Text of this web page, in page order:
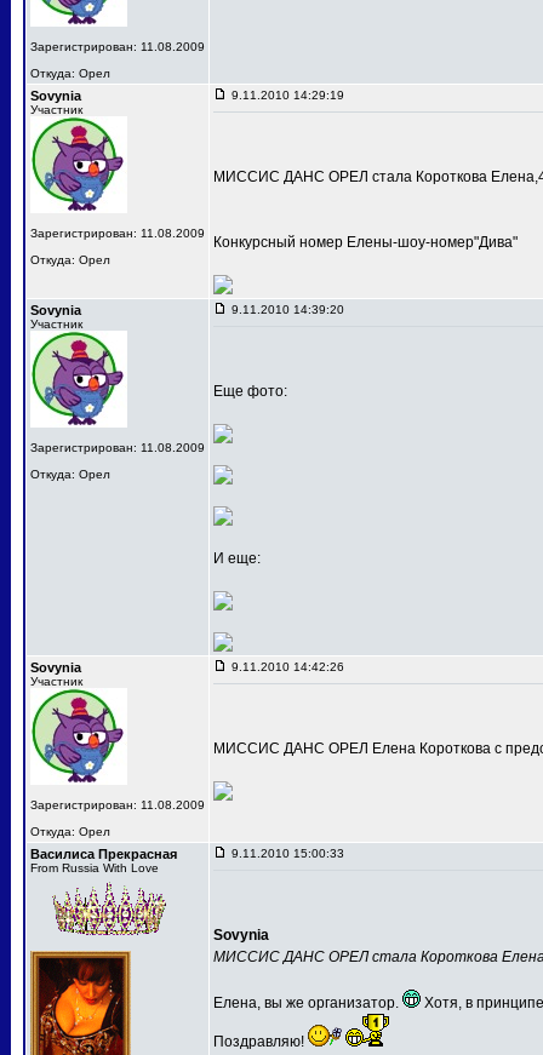
Зарегистрирован: 11.08.2009
Откуда: Орел
Sovynia
Участник
Зарегистрирован: 11.08.2009
Откуда: Орел
9.11.2010 14:29:19
МИССИС ДАНС ОРЕЛ стала Короткова
Конкурсный номер Елены-шоу-номер"Дива"
Sovynia
Участник
Зарегистрирован: 11.08.2009
Откуда: Орел
9.11.2010 14:39:20
Еще фото:
И еще:
Sovynia
Участник
Зарегистрирован: 11.08.2009
Откуда: Орел
9.11.2010 14:42:26
МИССИС ДАНС ОРЕЛ Елена Короткова с
Василиса Прекрасная
From Russia With Love
9.11.2010 15:00:33
Sovynia
МИССИС ДАНС ОРЕЛ стала Короткова
Елена, вы же организатор. Хотя, в
Поздравляю!